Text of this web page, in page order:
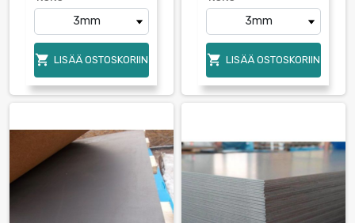
 LISÄÄ OSTOSKORIIN  LISÄÄ OSTOSKORIIN